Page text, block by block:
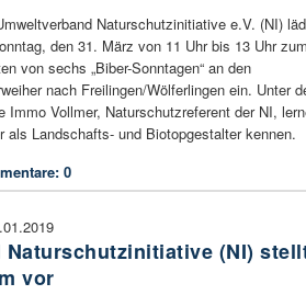
Naturschutzinitiative e.V. (NI)
den 31. März von 11 Uhr bis 13 Uhr
von sechs „Biber-Sonntagen“ an den
nach Freilingen/Wölferlingen ein. Unter
Immo Vollmer, Naturschutzreferent der NI,
als Landschafts- und Biotopgestalter kennen.
0
Naturschutzinitiative (NI)
vor